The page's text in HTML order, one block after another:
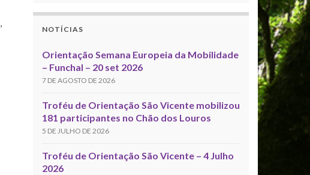
NOTÍCIAS
Orientação Semana Europeia da Mobilidade
– Funchal – 20 set 2026
7 DE AGOSTO DE 2026
Troféu de Orientação São Vicente mobilizou
181 participantes no Chão dos Louros
5 DE JULHO DE 2026
Troféu de Orientação São Vicente – 4 Julho
2026